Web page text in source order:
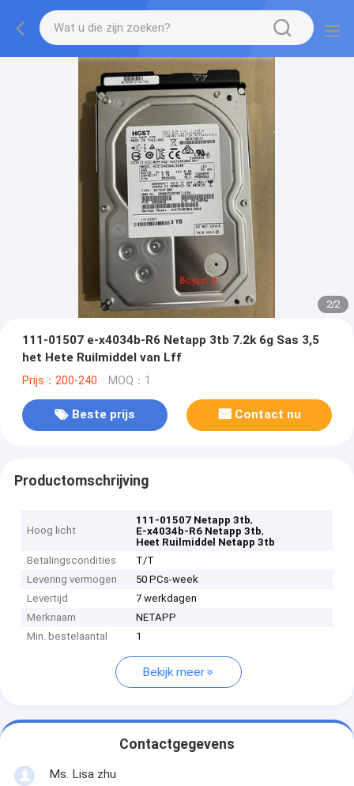
2/2
111-01507 e-x4034b-R6 Netapp 3tb 7.2k 6g Sas 3,5
het Hete Ruilmiddel van Lff
Prijs：200-240 MOQ：1
Beste prijs Contact nu
Productomschrijving
Hoog licht
111-01507 Netapp 3tb,
E-x4034b-R6 Netapp 3tb,
Heet Ruilmiddel Netapp 3tb
Betalingscondities
T/T
Levering vermogen
50 PCs-week
Levertijd
7 werkdagen
Merknaam
NETAPP
Min. bestelaantal
1
Bekijk meer
Contactgegevens
Ms. Lisa zhu